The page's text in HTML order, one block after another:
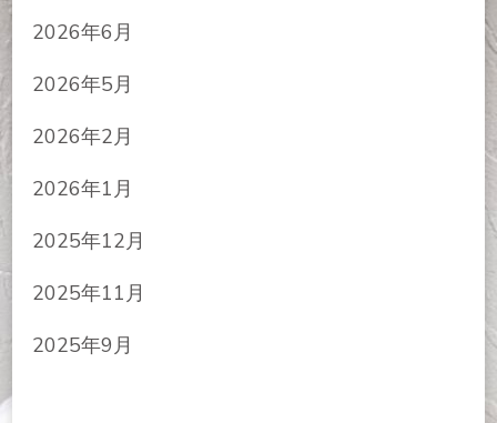
2026年6月
2026年5月
2026年2月
2026年1月
2025年12月
2025年11月
2025年9月